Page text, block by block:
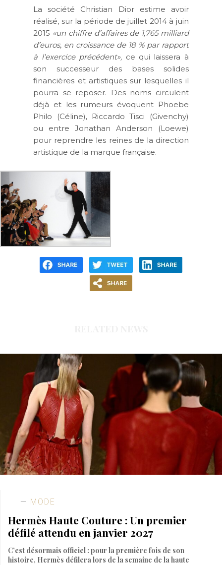
La société Christian Dior estime avoir
réalisé, sur la période de juillet 2014 à juin
2015 «un chiffre d’affaires de 1,765 milliard
d’euros, en croissance de 18 % par rapport
à l’exercice précédent», ce qui laissera à
son successeur des bases solides
financières et artistiques sur lesquelles il
pourra se reposer. Des noms circulent
déjà et les rumeurs évoquent Phoebe
Philo (Céline), Riccardo Tisci (Givenchy)
ou entre Jonathan Anderson (Loewe)
pour reprendre les reines de la direction
artistique de la marque française.
MODE
Hermès Haute Couture : Un premier
défilé attendu en janvier 2027
C’est désormais officiel : pour la première fois de son
histoire, Hermès défilera lors de la semaine de la haute